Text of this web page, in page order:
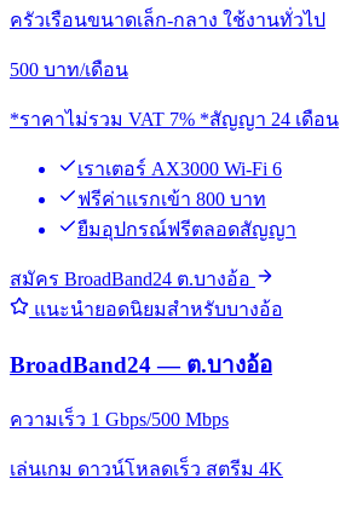
ครัวเรือนขนาดเล็ก-กลาง ใช้งานทั่วไป
500 บาท/เดือน
*ราคาไม่รวม VAT 7% *สัญญา 24 เดือน
เราเตอร์ AX3000 Wi-Fi 6
ฟรีค่าแรกเข้า 800 บาท
ยืมอุปกรณ์ฟรีตลอดสัญญา
สมัคร BroadBand24 ต.บางอ้อ
แนะนำยอดนิยมสำหรับบางอ้อ
BroadBand24 — ต.บางอ้อ
ความเร็ว 1 Gbps/500 Mbps
เล่นเกม ดาวน์โหลดเร็ว สตรีม 4K